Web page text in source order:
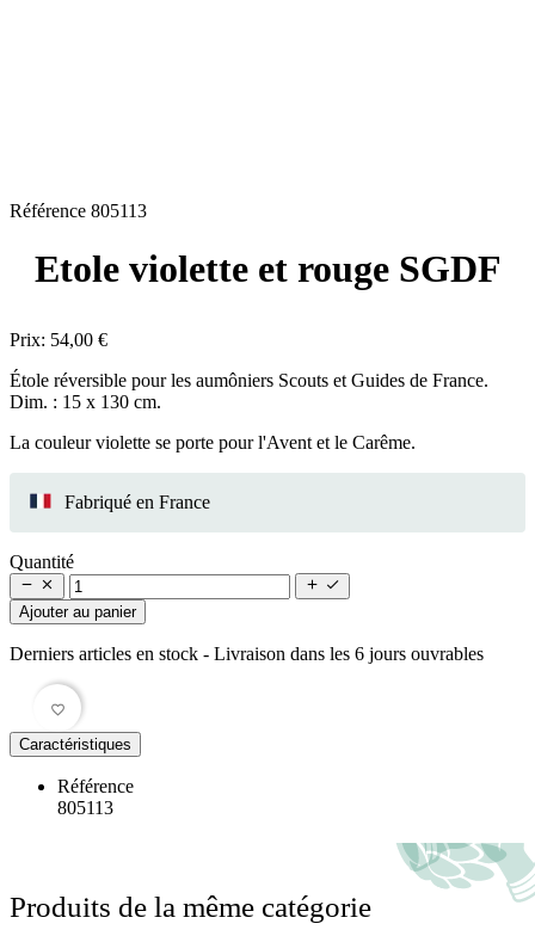
Référence 805113
Etole violette et rouge SGDF
Prix: 54,00 €
Étole réversible pour les aumôniers Scouts et Guides de France.
Dim. : 15 x 130 cm.
La couleur violette se porte pour l'Avent et le Carême.
Fabriqué en France
Quantité
   
Ajouter au panier
Derniers articles en stock - Livraison dans les 6 jours ouvrables
favorite_border
Caractéristiques
Référence
805113
Produits de la même catégorie